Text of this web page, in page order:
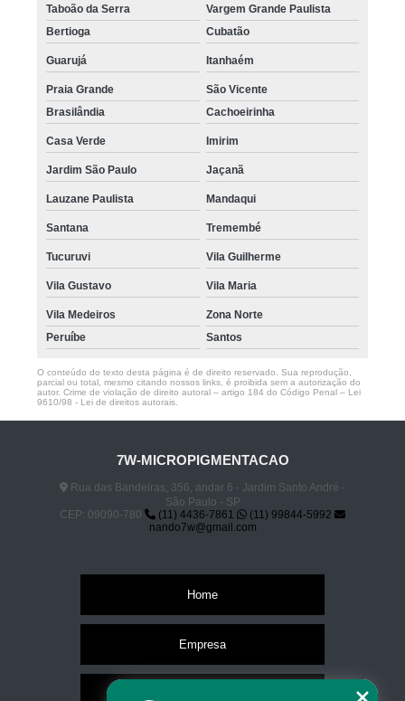
Taboão da Serra
Vargem Grande Paulista
Bertioga
Cubatão
Guarujá Itanhaém
Praia Grande
São Vicente
Brasilândia
Cachoeirinha
Casa Verde Imirim
Jardim São Paulo Jaçanã
Lauzane Paulista Mandaqui
Santana Tremembé
Tucuruvi Vila Guilherme
Vila Gustavo Vila Maria
Vila Medeiros
Zona Norte
Peruíbe
Santos
O conteúdo do texto desta página é de direito reservado. Sua reprodução,
parcial ou total, mesmo citando nossos links, é proibida sem a autorização do
autor. Crime de violação de direito autoral – artigo 184 do Código Penal – Lei
9610/98 - Lei de direitos autorais
7W-MICROPIGMENTACAO
Rua das Bandeiras, 356, andar 6 - Jardim Santo André -
São Paulo - SP
CEP: 09090-780
(11) 4436-7861
(11) 99844-5992
nando7w@gmail.com
Home
Empresa